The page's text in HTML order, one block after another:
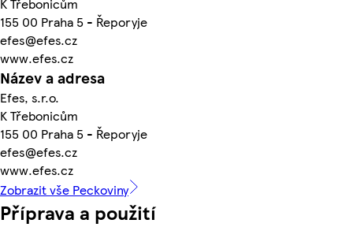
K Třebonicům
155 00 Praha 5 - Řeporyje
efes@efes.cz
www.efes.cz
Název a adresa
Efes, s.r.o.
K Třebonicům
155 00 Praha 5 - Řeporyje
efes@efes.cz
www.efes.cz
Zobrazit vše Peckoviny
Příprava a použití